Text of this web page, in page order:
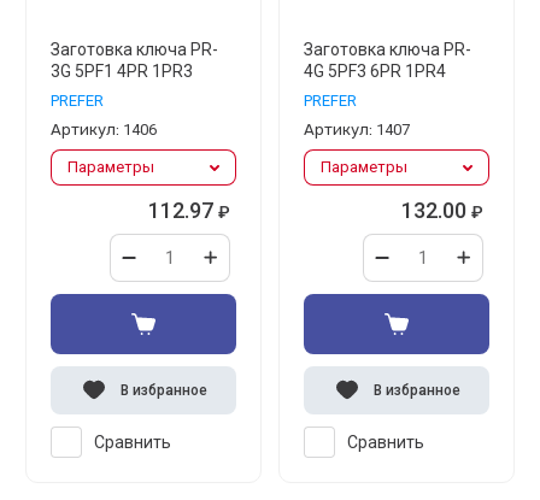
Заготовка ключа PR-
3G 5PF1 4PR 1PR3
PREFER
Артикул: 1406
Параметры
112.97 ₽
Сравнить
В избранное
Заготовка ключа PR-
4G 5PF3 6PR 1PR4
PREFER
Артикул: 1407
Параметры
132.00 ₽
Сравнить
В избранное